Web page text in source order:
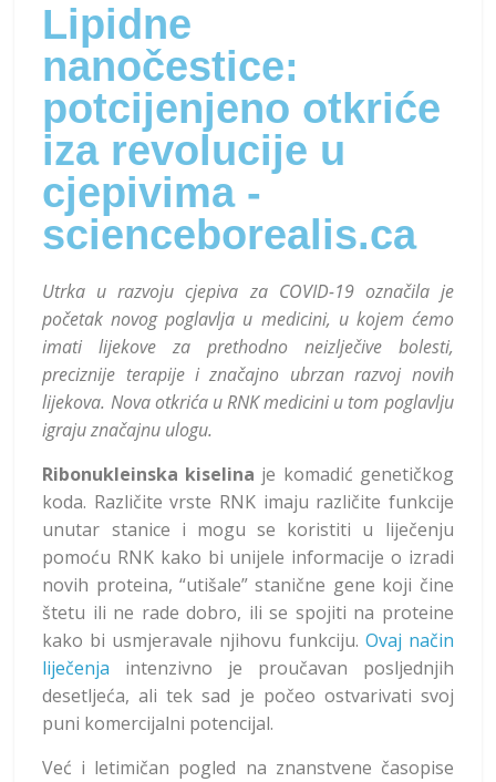
Lipidne
nanočestice:
potcijenjeno otkriće
iza revolucije u
cjepivima -
scienceborealis.ca
Utrka u razvoju cjepiva za COVID-19 označila je
početak novog poglavlja u medicini, u kojem ćemo
imati lijekove za prethodno neizlječive bolesti,
preciznije terapije i značajno ubrzan razvoj novih
lijekova. Nova otkrića u RNK medicini u tom poglavlju
igraju značajnu ulogu.
Ribonukleinska kiselina je komadić genetičkog
koda. Različite vrste RNK imaju različite funkcije
unutar stanice i mogu se koristiti u liječenju
pomoću RNK kako bi unijele informacije o izradi
novih proteina, “utišale” stanične gene koji čine
štetu ili ne rade dobro, ili se spojiti na proteine
kako bi usmjeravale njihovu funkciju. Ovaj način
liječenja intenzivno je proučavan posljednjih
desetljeća, ali tek sad je počeo ostvarivati svoj
puni komercijalni potencijal.
Već i letimičan pogled na znanstvene časopise